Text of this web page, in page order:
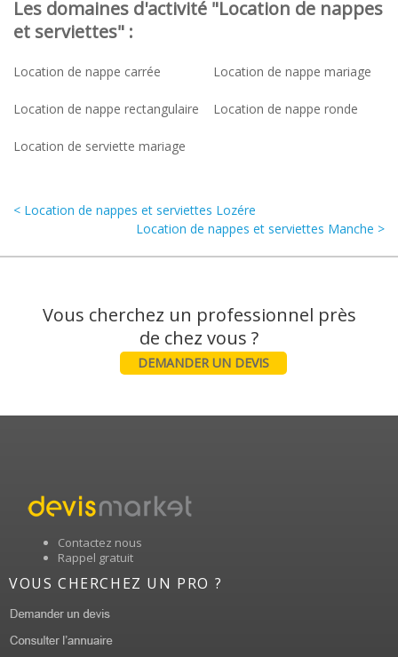
Les domaines d'activité "Location de nappes
et serviettes" :
Location de nappe carrée Location de nappe mariage
Location de nappe rectangulaire Location de nappe ronde
Location de serviette mariage
< Location de nappes et serviettes Lozére
Location de nappes et serviettes Manche >
Vous cherchez un professionnel près
DEMANDER UN DEVIS
Contactez nous
Rappel gratuit
VOUS CHERCHEZ UN PRO ?